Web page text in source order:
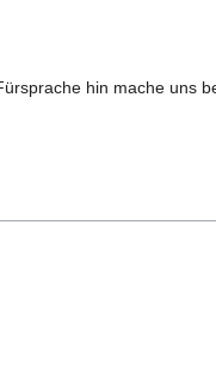
hin mache uns